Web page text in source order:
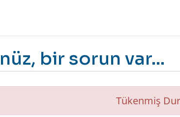
bir sorun var...
Tükenmiş